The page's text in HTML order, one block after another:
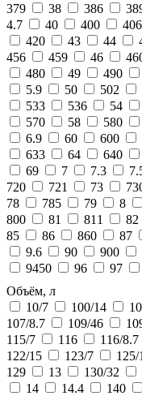
379
38 386
4.7
40 400 406
420
43 44
456
459 46
480
49 490
5.9
50 502
533
536 54
570
58 580
6.9
60 600
633
64 640
69
7 7.3
720
721 73
78
785 79 8
800
81 811 82
85
86 860 87
9.6
90 900
9450
96 97
Объём, л
10/7
100/14
107/8.7
109/46
115/7
116 116/8.7
122/15
123/7 125/
129
13 130/32
14
14.4 140